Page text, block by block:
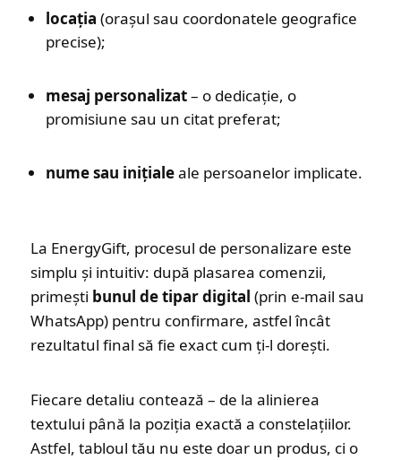
locația (orașul sau coordonatele geografice
precise);
mesaj personalizat– o dedicație, o
promisiune sau un citat preferat;
nume sau inițialeale persoanelor implicate.
La EnergyGift, procesul de personalizare este
simplu și intuitiv: după plasarea comenzii,
primești bunul de tipar digital (prin e-mail sau
WhatsApp) pentru confirmare, astfel încât
rezultatul final să fie exact cum ți-l dorești.
Fiecare detaliu contează – de la alinierea
textului până la poziția exactă a constelațiilor.
Astfel, tabloul tău nu este doar un produs, ci o